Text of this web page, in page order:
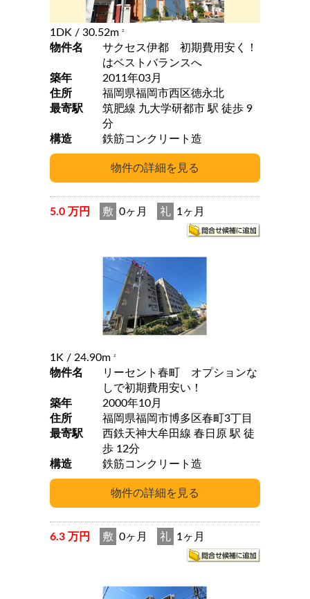
1DK / 30.52m 2
物件名
サクセス伊都 初期費用安く！
はベストバランスへ
築年
2011年03月
住所
福岡県福岡市西区徳永北
最寄駅
筑肥線 九大学研都市 駅 徒歩 9
分
構造
鉄筋コンクリート造
5.0 万円 敷 0ヶ月 礼 1ヶ月
1K / 24.90m 2
物件名
リーセント春町 オプションな
しで初期費用安い！
築年
2000年10月
住所
福岡県福岡市博多区春町3丁目
最寄駅
西鉄天神大牟田線 春日原 駅 徒
歩 12分
構造
鉄筋コンクリート造
6.3 万円 敷 0ヶ月 礼 1ヶ月